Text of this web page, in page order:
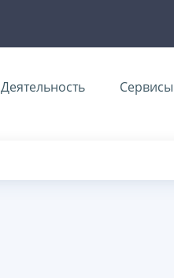
Деятельность Сервисы